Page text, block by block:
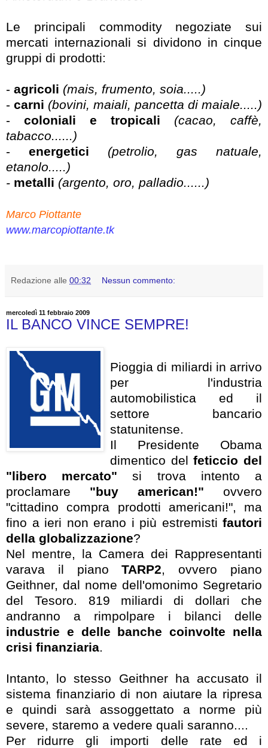
Le principali commodity negoziate sui
mercati internazionali si dividono in cinque
gruppi di prodotti:
- agricoli (mais, frumento, soia.....)
- carni (bovini, maiali, pancetta di maiale.....)
- coloniali e tropicali
(cacao, caffè,
tabacco......)
- energetici
(petrolio, gas natuale,
etanolo.....)
- metalli (argento, oro, palladio......)
Marco Piottante
www.marcopiottante.tk
Redazione alle 00:32 Nessun commento:
mercoledì 11 febbraio 2009
IL BANCO VINCE SEMPRE!
Pioggia di miliardi in arrivo
per l'industria
automobilistica ed il
settore bancario
statunitense.
Il Presidente Obama
dimentico delfeticcio del
"libero mercato"si trova intento a
proclamare "buy american!" ovvero
"cittadino compra prodotti americani!", ma
fino a ieri non erano i più estremisti fautori
della globalizzazione?
Nel mentre, la Camera dei Rappresentanti
varava il pianoTARP2, ovvero piano
Geithner, dal nome dell'omonimo Segretario
del Tesoro. 819 miliardi di dollari che
andranno a rimpolpare i bilanci delle
industrie e delle banche coinvolte nella
crisi finanziaria.
Intanto, lo stesso Geithner ha accusato il
sistema finanziario di non aiutare la ripresa
e quindi sarà assoggettato a norme più
severe, staremo a vedere quali saranno....
Per ridurre gli importi delle rate ed i